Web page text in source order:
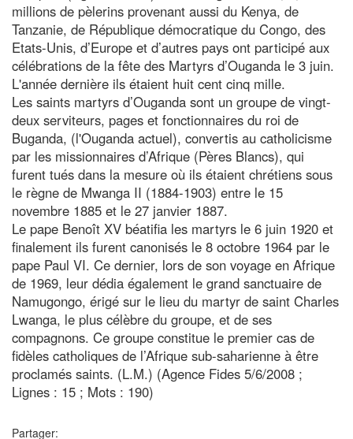
millions de pèlerins provenant aussi du Kenya, de
Tanzanie, de République démocratique du Congo, des
Etats-Unis, d’Europe et d’autres pays ont participé aux
célébrations de la fête des Martyrs d’Ouganda le 3 juin.
L'année dernière ils étaient huit cent cinq mille.
Les saints martyrs d’Ouganda sont un groupe de vingt-
deux serviteurs, pages et fonctionnaires du roi de
Buganda, (l'Ouganda actuel), convertis au catholicisme
par les missionnaires d’Afrique (Pères Blancs), qui
furent tués dans la mesure où ils étaient chrétiens sous
le règne de Mwanga II (1884-1903) entre le 15
novembre 1885 et le 27 janvier 1887.
Le pape Benoît XV béatifia les martyrs le 6 juin 1920 et
finalement ils furent canonisés le 8 octobre 1964 par le
pape Paul VI. Ce dernier, lors de son voyage en Afrique
de 1969, leur dédia également le grand sanctuaire de
Namugongo, érigé sur le lieu du martyr de saint Charles
Lwanga, le plus célèbre du groupe, et de ses
compagnons. Ce groupe constitue le premier cas de
fidèles catholiques de l’Afrique sub-saharienne à être
proclamés saints. (L.M.) (Agence Fides 5/6/2008 ;
Lignes : 15 ; Mots : 190)
Partager: